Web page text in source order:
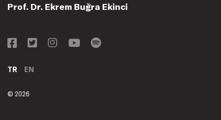
Prof. Dr. Ekrem Buğra Ekinci
TR EN
© 2026